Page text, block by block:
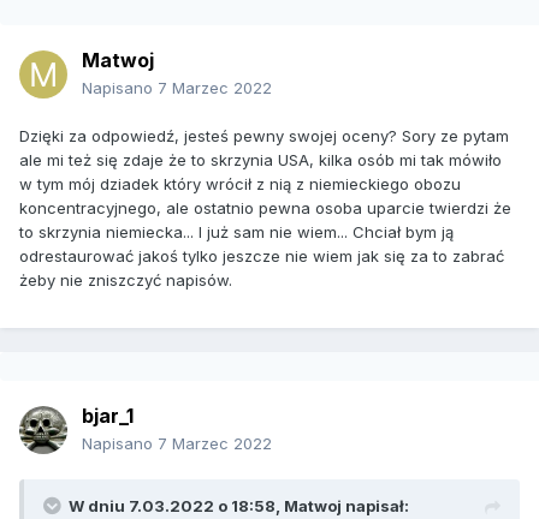
Matwoj
Napisano 7 Marzec 2022
Dzięki za odpowiedź, jesteś pewny swojej oceny? Sory ze pytam
ale mi też się zdaje że to skrzynia USA, kilka osób mi tak mówiło
w tym mój dziadek który wrócił z nią z niemieckiego obozu
koncentracyjnego, ale ostatnio pewna osoba uparcie twierdzi że
to skrzynia niemiecka... I już sam nie wiem... Chciał bym ją
odrestaurować jakoś tylko jeszcze nie wiem jak się za to zabrać
żeby nie zniszczyć napisów.
bjar_1
Napisano 7 Marzec 2022
W dniu 7.03.2022 o 18:58, Matwoj napisał: